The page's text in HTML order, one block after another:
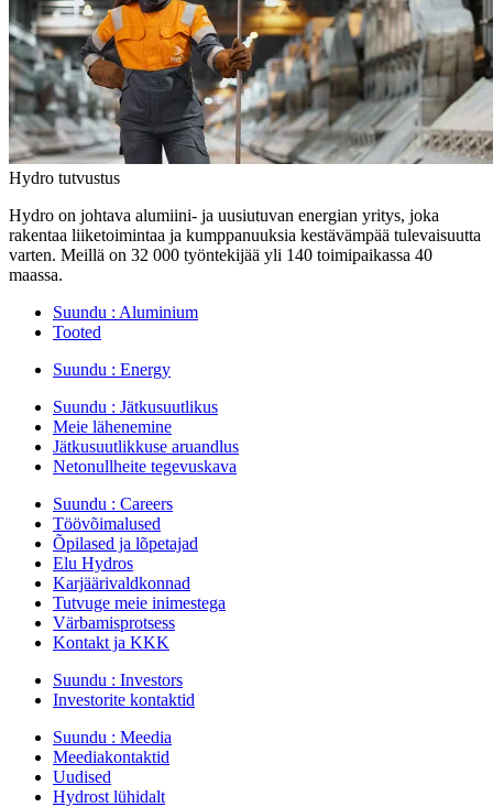
Hydro tutvustus
Hydro on johtava alumiini- ja uusiutuvan energian yritys, joka
rakentaa liiketoimintaa ja kumppanuuksia kestävämpää tulevaisuutta
varten. Meillä on 32 000 työntekijää yli 140 toimipaikassa 40
maassa.
Suundu : Aluminium
Tooted
Suundu : Energy
Suundu : Jätkusuutlikus
Meie lähenemine
Jätkusuutlikkuse aruandlus
Netonullheite tegevuskava
Suundu : Careers
Töövõimalused
Õpilased ja lõpetajad
Elu Hydros
Karjäärivaldkonnad
Tutvuge meie inimestega
Värbamisprotsess
Kontakt ja KKK
Suundu : Investors
Investorite kontaktid
Suundu : Meedia
Meediakontaktid
Uudised
Hydrost lühidalt